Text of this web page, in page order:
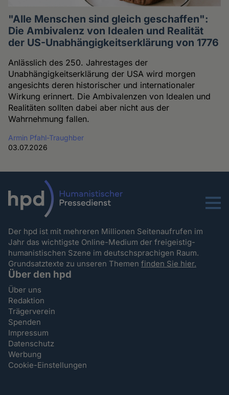
"Alle Menschen sind gleich geschaffen":
Die Ambivalenz von Idealen und Realität
der US-Unabhängigkeitserklärung von 1776
Anlässlich des 250. Jahrestages der
Unabhängigkeitserklärung der USA wird morgen
angesichts deren historischer und internationaler
Wirkung erinnert. Die Ambivalenzen von Idealen und
Realitäten sollten dabei aber nicht aus der
Wahrnehmung fallen.
Armin Pfahl-Traughber
03.07.2026
Menu
Der hpd ist mit mehreren Millionen Seitenaufrufen im
Jahr das wichtigste Online-Medium der freigeistig-
humanistischen Szene im deutschsprachigen Raum.
Grundsatztexte zu unseren Themenfinden Sie hier.
Über den hpd
Über uns
Redaktion
Trägerverein
Spenden
Impressum
Datenschutz
Werbung
Cookie-Einstellungen